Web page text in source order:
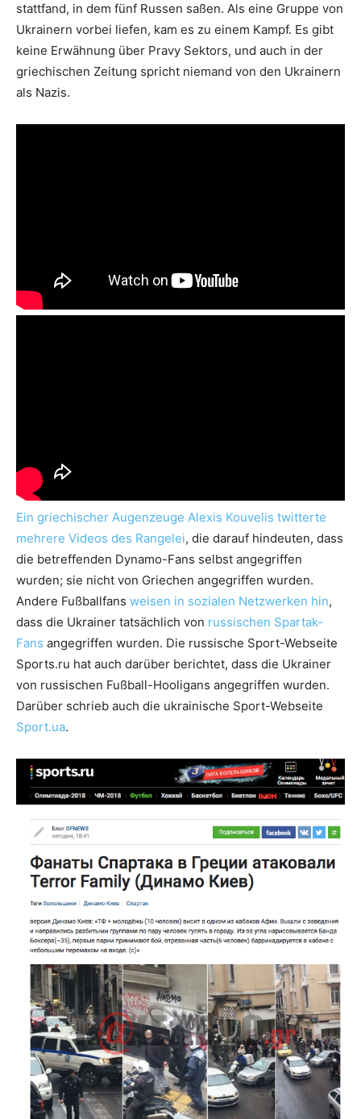
stattfand, in dem fünf Russen saßen. Als eine Gruppe von
Ukrainern vorbei liefen, kam es zu einem Kampf. Es gibt
keine Erwähnung über Pravy Sektors, und auch in der
griechischen Zeitung spricht niemand von den Ukrainern
als Nazis.
Ein griechischer Augenzeuge Alexis Kouvelis twitterte
mehrere Videos des Rangelei, die darauf hindeuten, dass
die betreffenden Dynamo-Fans selbst angegriffen
wurden; sie nicht von Griechen angegriffen wurden.
Andere Fußballfans weisen in sozialen Netzwerken hin,
dass die Ukrainer tatsächlich von russischen Spartak-
Fans angegriffen wurden. Die russische Sport-Webseite
Sports.ru hat auch darüber berichtet, dass die Ukrainer
von russischen Fußball-Hooligans angegriffen wurden.
Darüber schrieb auch die ukrainische Sport-Webseite
Sport.ua.